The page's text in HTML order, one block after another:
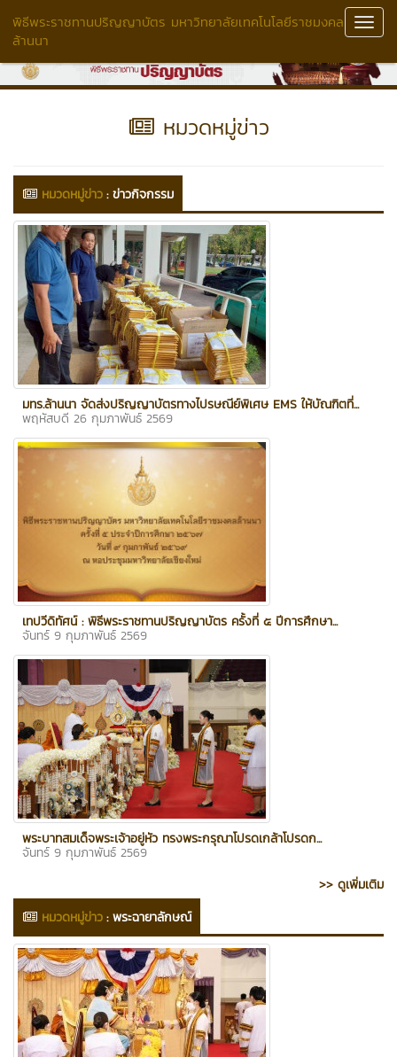
พิธีพระราชทานปริญญาบัตร มหาวิทยาลัยเทคโนโลยีราชมงคล
ล้านนา
หมวดหมู่ข่าว
หมวดหมู่ข่าว:ข่าวกิจกรรม
มทร.ล้านนา จัดส่งปริญญาบัตรทางไปรษณีย์พิเศษ EMS ให้บัณฑิตที่...
พฤหัสบดี 26 กุมภาพันธ์ 2569
เทปวีดิทัศน์ : พิธีพระราชทานปริญญาบัตร ครั้งที่ ๕ ปีการศึกษา...
จันทร์ 9 กุมภาพันธ์ 2569
พระบาทสมเด็จพระเจ้าอยู่หัว ทรงพระกรุณาโปรดเกล้าโปรดก...
จันทร์ 9 กุมภาพันธ์ 2569
>> ดูเพิ่มเติม
หมวดหมู่ข่าว:พระฉายาลักษณ์